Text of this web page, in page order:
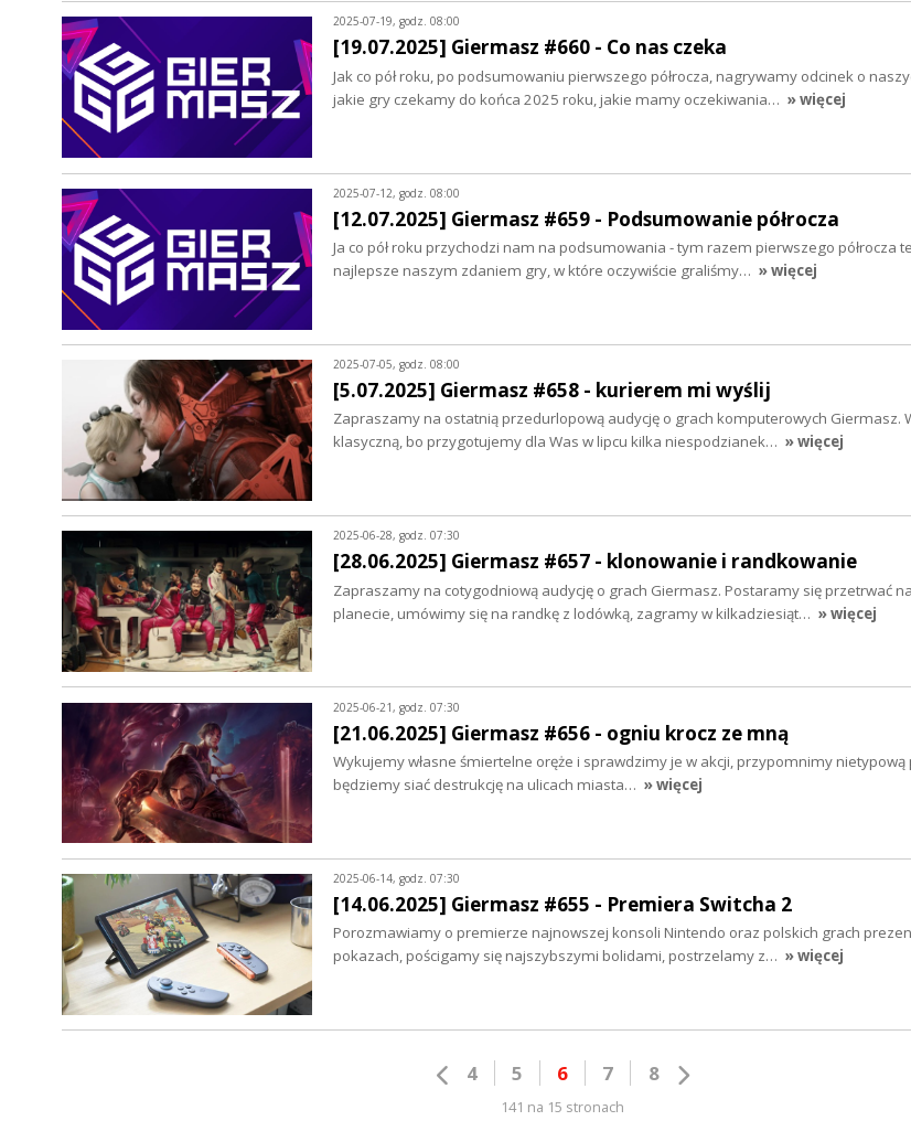
2025-07-19, godz. 08:00
[19.07.2025] Giermasz #660 - Co nas czeka
Jak co pół roku, po podsumowaniu pierwszego półrocza, nagrywamy odcinek o
jakie gry czekamy do końca 2025 roku, jakie mamy oczekiwania… » więcej
2025-07-12, godz. 08:00
[12.07.2025] Giermasz #659 - Podsumowanie półrocza
Ja co pół roku przychodzi nam na podsumowania - tym razem pierwszego półrocza
najlepsze naszym zdaniem gry, w które oczywiście graliśmy… » więcej
2025-07-05, godz. 08:00
[5.07.2025] Giermasz #658 - kurierem mi wyślij
Zapraszamy na ostatnią przedurlopową audycję o grach komputerowych Giermasz.
klasyczną, bo przygotujemy dla Was w lipcu kilka niespodzianek… » więcej
2025-06-28, godz. 07:30
[28.06.2025] Giermasz #657 - klonowanie i randkowanie
Zapraszamy na cotygodniową audycję o grach Giermasz. Postaramy się przetrwać
planecie, umówimy się na randkę z lodówką, zagramy w kilkadziesiąt… » więcej
2025-06-21, godz. 07:30
[21.06.2025] Giermasz #656 - ogniu krocz ze mną
Wykujemy własne śmiertelne oręże i sprawdzimy je w akcji, przypomnimy nietypową
będziemy siać destrukcję na ulicach miasta… » więcej
2025-06-14, godz. 07:30
[14.06.2025] Giermasz #655 - Premiera Switcha 2
Porozmawiamy o premierze najnowszej konsoli Nintendo oraz polskich grach
pokazach, pościgamy się najszybszymi bolidami, postrzelamy z… » więcej
4 5 6 7 8
141 na 15 stronach